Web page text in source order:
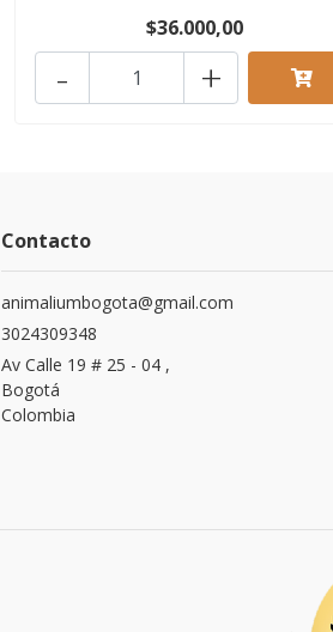
$36.000,00
- +
Contacto
animaliumbogota@gmail.com
3024309348
Av Calle 19 # 25 - 04 ,
Bogotá
Colombia